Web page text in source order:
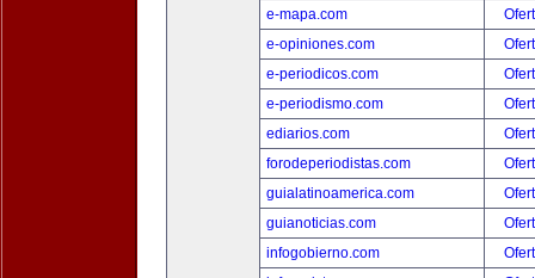
e-mapa.com
e-opiniones.com
e-periodicos.com
e-periodismo.com
ediarios.com
forodeperiodistas.com
guialatinoamerica.com
guianoticias.com
infogobierno.com